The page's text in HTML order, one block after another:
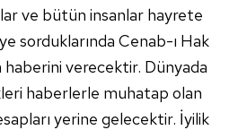
ve bütün insanlar hayrete
sorduklarında Cenab-ı Hak
verecektir. Dünyada
haberlerle muhatap olan
yerine gelecektir. İyilik